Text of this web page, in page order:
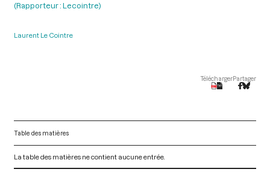
(Rapporteur : Lecointre)
Laurent Le Cointre
TéléchargerPartager
Table des matières
La table des matières ne contient aucune entrée.